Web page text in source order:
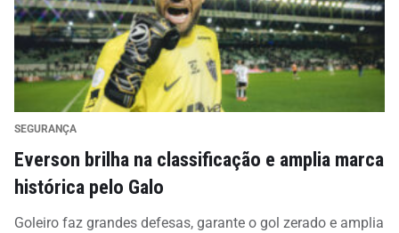
SEGURANÇA
Everson brilha na classificação e amplia marca
histórica pelo Galo
Goleiro faz grandes defesas, garante o gol zerado e amplia